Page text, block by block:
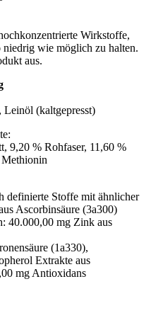
Wirkstoffe,
niedrig wie möglich zu halten.
aus.
Leinöl (kaltgepresst)
9,20 % Rohfaser, 11,60 %
definierte Stoffe mit ähnlicher
Ascorbinsäure (3a300)
40.000,00 mg Zink aus
(1a330),
Extrakte aus
mg Antioxidans